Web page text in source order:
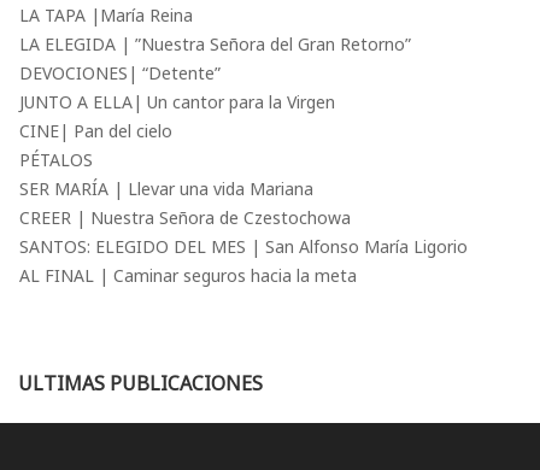
LA TAPA |María Reina
LA ELEGIDA | ”Nuestra Señora del Gran Retorno”
DEVOCIONES| “Detente”
JUNTO A ELLA| Un cantor para la Virgen
CINE| Pan del cielo
PÉTALOS
SER MARÍA | Llevar una vida Mariana
CREER | Nuestra Señora de Czestochowa
SANTOS: ELEGIDO DEL MES | San Alfonso María Ligorio
AL FINAL | Caminar seguros hacia la meta
ULTIMAS PUBLICACIONES